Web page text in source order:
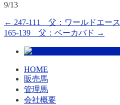
9/13
← 247-111 父：ワールドエース
165-139 父：ベーカバド →
HOME
販売馬
管理馬
会社概要